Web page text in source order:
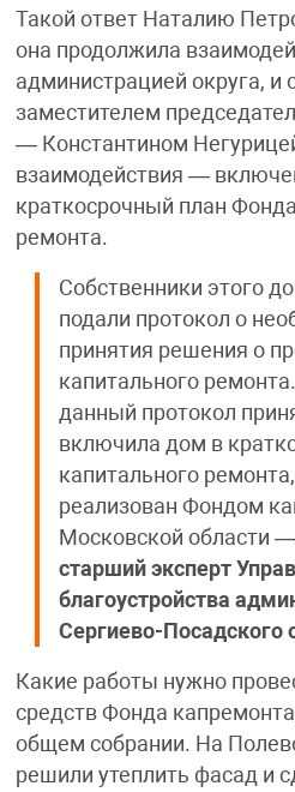
Такой ответ Наталию
она продолжила
администрацией округа, и
заместителем
— Константином
взаимодействия —
краткосрочный план
ремонта.
Собственники этого
подали протокол о
принятия решения о
капитального
данный протокол
включила дом в
капитального
реализован Фондом
Московской области —
старший эксперт
благоустройства
Сергиево-Посадского
Какие работы нужно
средств Фонда
общем собрании. На
решили утеплить фасад и